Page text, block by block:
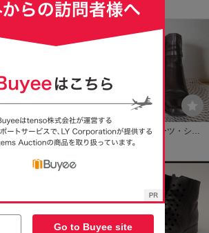
cm 3E
現在 2,700円
管理番号366
即決 3,158
アトリエ サイドジップ シ
ョートブーツ ベージュ 本
管理番号365
即決 3,158円
革ショートブーツ・ショ
ートブーツ・こげ茶色・
現在 2,150
送料無料
Go to Buyee site